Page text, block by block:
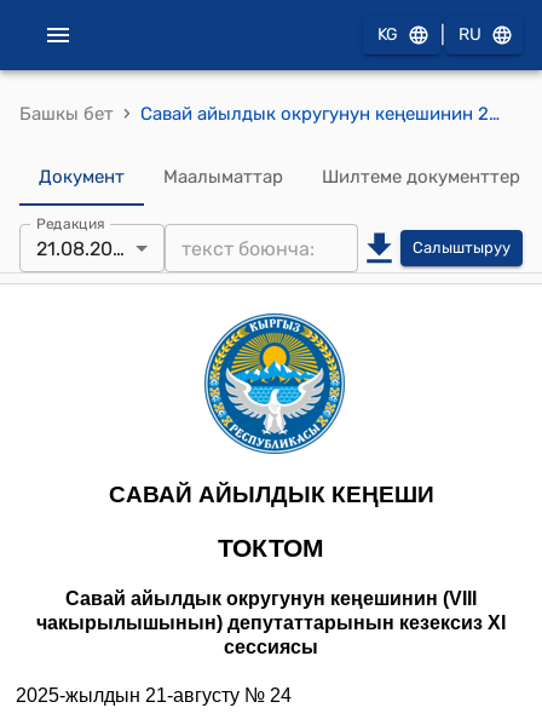
KG RU
Башкы бет › Савай айылдык округунун кеңешинин 2025-жылдын 21-августу № 24 Савай айыл аймагынын “Кен-Сай айылында жаңы курулуп жаткан бала бакча жөнүндө” Савай айыл өкмөтүнүн 2025-жылдын 19-августундагы № Д-1053 кайрылуусу жөнүндө токтому
Документ Маалыматтар Шилтеме документтер
Редакция
21.08.2025 Салыштыруу